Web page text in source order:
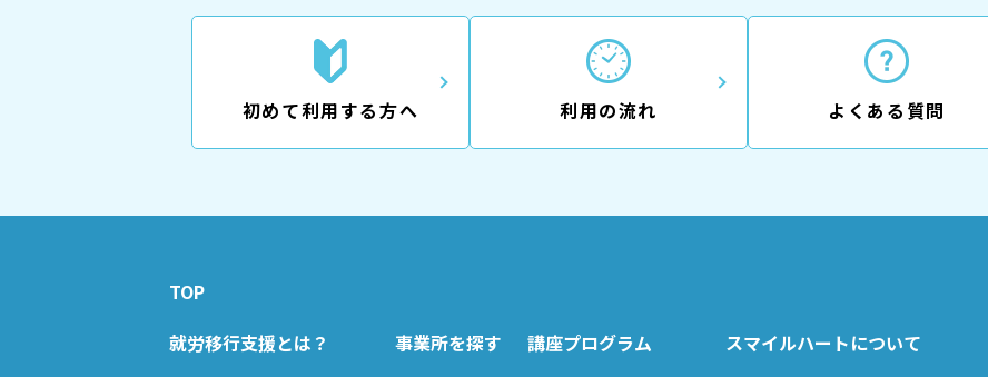
初めて利用する方へ 利用の流れ よくある質問
TOP
就労移行支援とは？
事業所を探す 講座プログラム スマイルハートについて